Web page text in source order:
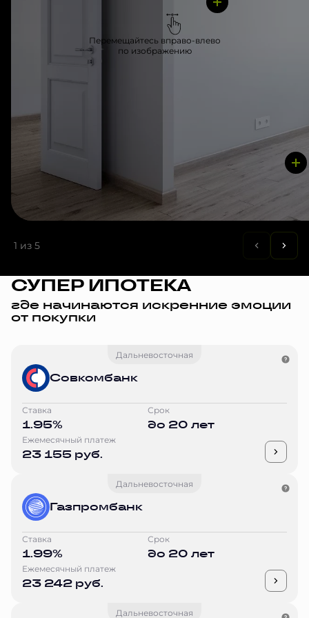
Перемещайтесь вправо-влево
по изображению
1 из 5
СУПЕР ИПОТЕКА
где начинаются искренние эмоции
от покупки
Дальневосточная
Совкомбанк
Ставка
1.95%
Срок
до 20 лет
Ежемесячный платеж
23 155 руб.
Дальневосточная
Газпромбанк
Ставка
1.99%
Срок
до 20 лет
Ежемесячный платеж
23 242 руб.
Дальневосточная